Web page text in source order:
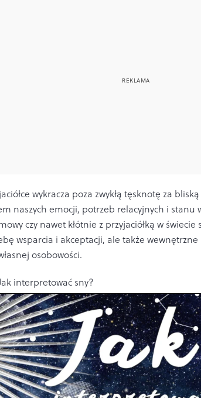
wykracza poza zwykłą tęsknotę za
naszych emocji, potrzeb relacyjnych i stanu
czy nawet kłótnie z przyjaciółką w
wsparcia i akceptacji, ale także
osobowości.
interpretować sny?